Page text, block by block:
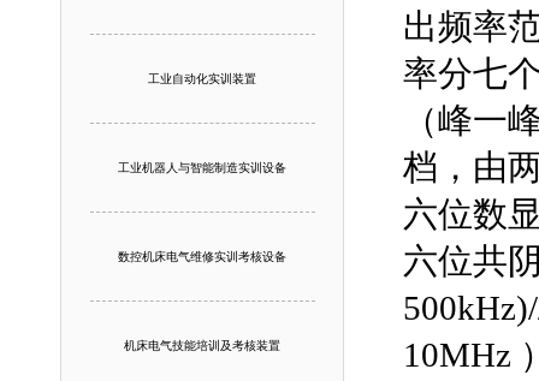
工业自动化实训装置
工业机器人与智能制造实训设备
数控机床电气维修实训考核设备
机床电气技能培训及考核装置
出频率
率分七
（峰一
档，由
六位数
六位共
10MHz